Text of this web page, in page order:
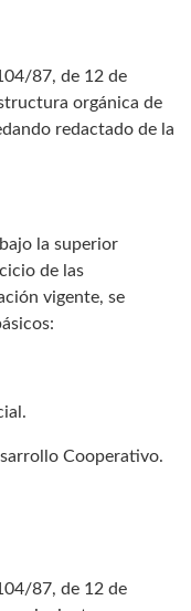
87, de 12 de
orgánica de
redactado de la
la superior
de las
vigente, se
Cooperativo.
87, de 12 de